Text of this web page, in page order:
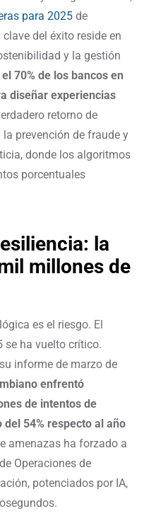
para 2025 de
del éxito reside en
y la gestión
70% de los bancos en
diseñar experiencias
retorno de
la prevención de fraude y
donde los algoritmos
porcentuales
la
millones de
es el riesgo. El
se ha vuelto crítico.
informe de marzo de
enfrentó
de intentos de
54% respecto al año
amenazas ha forzado a
Operaciones de
potenciados por IA,